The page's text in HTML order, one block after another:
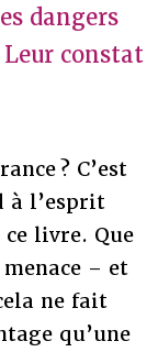
dangers
constat
? C’est
à l’esprit
livre. Que
– et
ne fait
qu’une